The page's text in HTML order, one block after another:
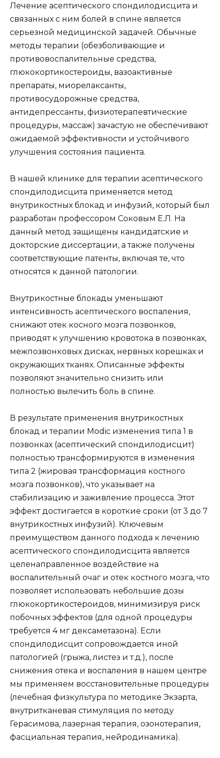
Лечение асептического спондилодисцита и
связанных с ним болей в спине является
серьезной медицинской задачей. Обычные
методы терапии (обезболивающие и
противовоспалительные средства,
глюкокортикостероиды, вазоактивные
препараты, миорелаксанты,
противосудорожные средства,
антидепрессанты, физиотерапевтические
процедуры, массаж) зачастую не обеспечивают
ожидаемой эффективности и устойчивого
улучшения состояния пациента.
В нашей клинике для терапии асептического
спондилодисцита применяется метод
внутрикостных блокад и инфузий, который был
разработан профессором Соковым Е.Л. На
данный метод защищены кандидатские и
докторские диссертации, а также получены
соответствующие патенты, включая те, что
относятся к данной патологии.
Внутрикостные блокады уменьшают
интенсивность асептического воспаления,
снижают отек косного мозга позвонков,
приводят к улучшению кровотока в позвонках,
межпозвонковых дисках, нервных корешках и
окружающих тканях. Описанные эффекты
позволяют значительно снизить или
полностью вылечить боль в спине.
В результате применения внутрикостных
блокад и терапии Modic изменения типа 1 в
позвонках (асептический спондилодисцит)
полностью трансформируются в изменения
типа 2 (жировая трансформация костного
мозга позвонков), что указывает на
стабилизацию и заживление процесса. Этот
эффект достигается в короткие сроки (от 3 до 7
внутрикостных инфузий). Ключевым
преимуществом данного подхода к лечению
асептического спондилодисцита является
целенаправленное воздействие на
воспалительный очаг и отек костного мозга, что
позволяет использовать небольшие дозы
глюкокортикостероидов, минимизируя риск
побочных эффектов (для одной процедуры
требуется 4 мг дексаметазона). Если
спондилодисцит сопровождается иной
патологией (грыжа, листез и т.д.), после
снижения отека и воспаления в нашем центре
мы применяем восстановительные процедуры
(лечебная физкультура по методике Экзарта,
внутритканевая стимуляция по методу
Герасимова, лазерная терапия, озонотерапия,
фасциальная терапия, нейродинамика).